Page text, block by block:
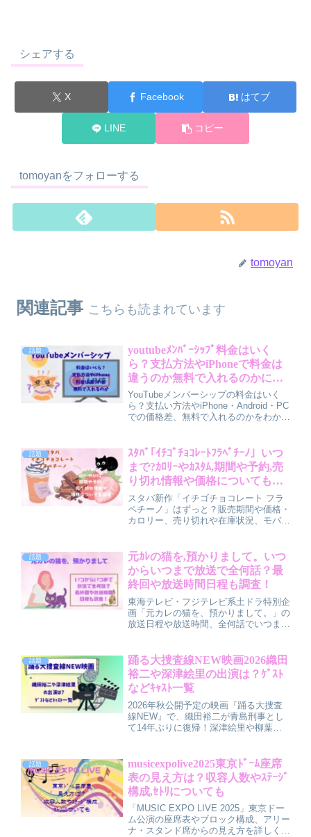
シェアする
X Facebook はてブ
LINE コピー
tomoyanをフォローする
tomoyan
関連記事 こちらも読まれています
話題
youtubeﾒﾝﾊﾞｰｼｯﾌﾟ料金はいく
ら？支払方法やiPhoneで料金は
違うのか無料で入れるのかにつ
いて
YouTubeメンバーシップの料金はいく
ら？支払い方法やiPhone・Android・PC
での価格差、無料で入れるのかをわかり
ザの料金差、ギフトメンバーシップやキ
ャンペーン情報、解約のタイミングや注
意点まで初心者でも理解できるようにま
とめています。
話題
ｽﾀﾊﾞ｢ｲﾁｺﾞﾁｮｺﾚｰﾄﾌﾗﾍﾟﾁｰﾉ」いつ
まで?ｶﾛﾘｰやｶｽﾀﾑ,期間や予約,売
り切れ情報や価格についても調
査
スタバ新作「イチゴチョコレート フラ
ペチーノ」はずっと？販売期間や価格・
カロリー、売り切れや在庫状況、モバイ
コミも紹介しているので、「絶対に飲み
たい！」人の事前チェックにぴったりな
記事です。
話題
元ｶﾚの猫を,預かりまして。いつ
からいつまで放送で全何話？最
終回や放送時間日程も調査！
東海テレビ・フジテレビ系土ドラ特別企
画「元カレの猫を、預かりまして。」の
放送日程や放送時間、全何話でいつまで
の日程、原作情報から予想される結末の
見どころまで、録画予約前にチェックし
ておきたいポイントをまとめました。
話題
踊る大捜査線NEW映画2026織田
裕二や深津絵里の出演は？ｹﾞｽﾄ
などｷｬｽﾄ一覧
2026年秋公開予定の映画『踊る大捜査
線NEW』で、織田裕二が青島刑事とし
て14年ぶりに復帰！深津絵里や柳葉敏
介。令和に進化した“湾岸署”の新章を詳
しく解説します。
話題
musicexpolive2025東京ﾄﾞｰﾑ座席
表の見え方は？収容人数やｽﾃｰｼﾞ
構成,ｾﾄﾘについても
「MUSIC EXPO LIVE 2025」東京ドー
ム公演の座席表やブロック構成、アリー
ナ・スタンド席からの見え方を詳しく解